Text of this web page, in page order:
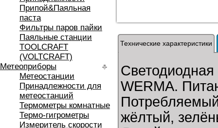
Припой&Паяльная
паста
Фильтры паров пайки
Паяльные станции
TOOLCRAFT
(VOLTCRAFT)
Метеоприборы
Метеостанции
Принадлежности для
метеостанций
Термометры комнатные
Термо-гигрометры
Измеритель скорости
Технические характеристики
Светодиодная
WERMA.
жёлтый,